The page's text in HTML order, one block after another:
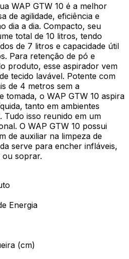
WAP GTW 10 é a melhor
de agilidade, eficiência e
dia a dia. Compacto, seu
total de 10 litros, tendo
de 7 litros e capacidade útil
Para retenção de pó e
produto, esse aspirador vem
tecido lavável. Potente com
de 4 metros sem a
tomada, o WAP GTW 10 aspira
tanto em ambientes
isso reunido em um
O WAP GTW 10 possui
de auxiliar na limpeza de
serve para encher infláveis,
soprar.
Energia
(cm)